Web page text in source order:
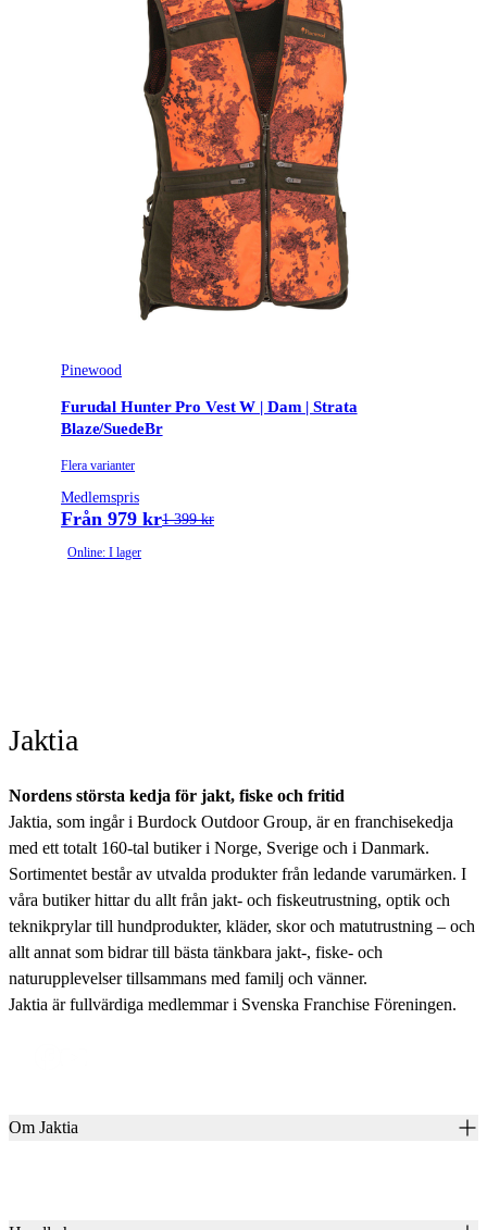
Pinewood
Furudal Hunter Pro Vest W | Dam | Strata
Blaze/SuedeBr
Flera varianter
Medlemspris
Från 979 kr1 399 kr
Online: I lager
Jaktia
Nordens största kedja för jakt, fiske och fritid
Jaktia, som ingår i Burdock Outdoor Group, är en franchisekedja
med ett totalt 160-tal butiker i Norge, Sverige och i Danmark.
Sortimentet består av utvalda produkter från ledande varumärken. I
våra butiker hittar du allt från jakt- och fiskeutrustning, optik och
teknikprylar till hundprodukter, kläder, skor och matutrustning – och
allt annat som bidrar till bästa tänkbara jakt-, fiske- och
naturupplevelser tillsammans med familj och vänner.
Jaktia är fullvärdiga medlemmar i Svenska Franchise Föreningen.
Om Jaktia
Karriär